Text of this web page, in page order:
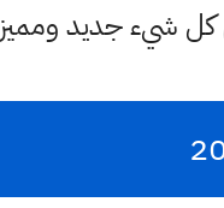
كل شيء جديد ومميز